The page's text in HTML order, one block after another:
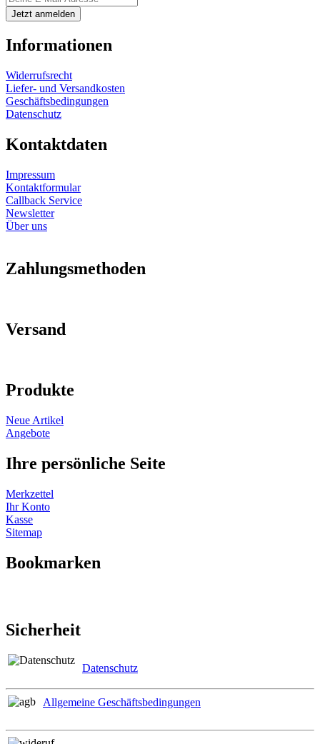
Informationen
Widerrufsrecht
Liefer- und Versandkosten
Geschäftsbedingungen
Datenschutz
Kontaktdaten
Impressum
Kontaktformular
Callback Service
Newsletter
Über uns
Zahlungsmethoden
Versand
Produkte
Neue Artikel
Angebote
Ihre persönliche Seite
Merkzettel
Ihr Konto
Kasse
Sitemap
Bookmarken
Sicherheit
Datenschutz
Allgemeine Geschäftsbedingungen